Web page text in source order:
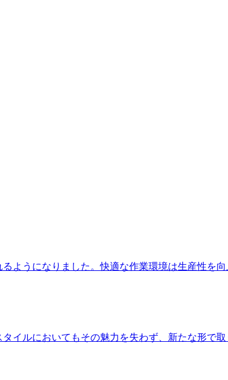
ようになりました。快適な作業環境は生産性を
イルにおいてもその魅力を失わず、新たな形で